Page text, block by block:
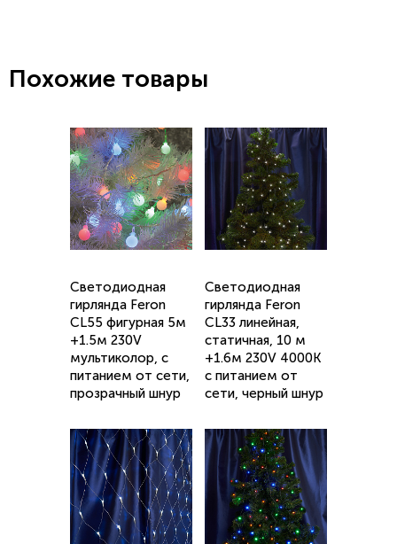
Похожие товары
Светодиодная
гирлянда Feron
CL55 фигурная 5м
+1.5м 230V
мультиколор, c
питанием от сети,
прозрачный шнур
Светодиодная
гирлянда Feron
CL33 линейная,
статичная, 10 м
+1.6м 230V 4000K
c питанием от
сети, черный шнур